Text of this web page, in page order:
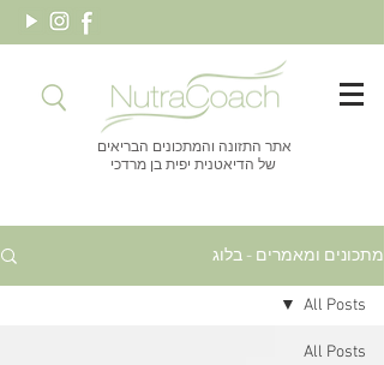
אתר התזונה והמתכונים הבריאים
של הדיאטנית יפית בן מרדכי
מתכונים ומאמרים - בלוג
All Posts
All Posts